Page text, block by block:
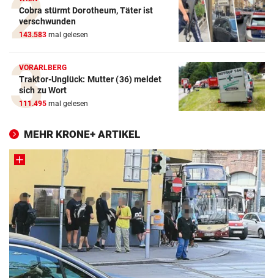
Cobra stürmt Dorotheum, Täter ist
verschwunden
143.583 mal gelesen
VORARLBERG
Traktor-Unglück: Mutter (36) meldet
sich zu Wort
111.495 mal gelesen
MEHR KRONE+ ARTIKEL